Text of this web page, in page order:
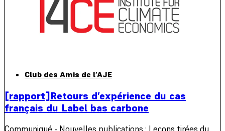
Club des Amis de l’AJE
[rapport]Retours d’expérience du cas
français du Label bas carbone